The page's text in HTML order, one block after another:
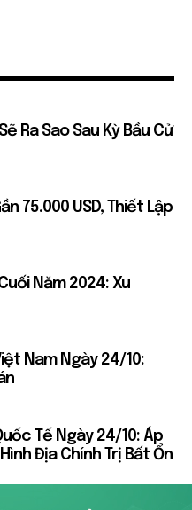
Ra Sao Sau Kỳ Bầu Cử
75.000 USD, Thiết Lập
Năm 2024: Xu
Nam Ngày 24/10:
Tế Ngày 24/10: Áp
Địa Chính Trị Bất Ổn